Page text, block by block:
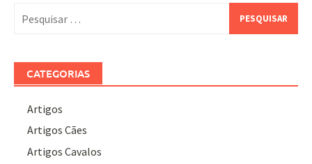
por:
CATEGORIAS
Artigos
Artigos Cães
Artigos Cavalos